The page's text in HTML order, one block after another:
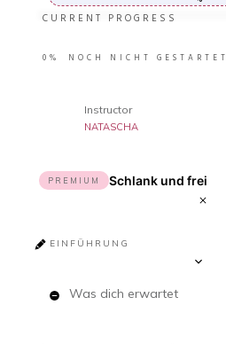
CURRENT PROGRESS
0% NOCH NICHT GESTARTET
Instructor
NATASCHA
PREMIUM Schlank und frei
EINFÜHRUNG
Was dich erwartet